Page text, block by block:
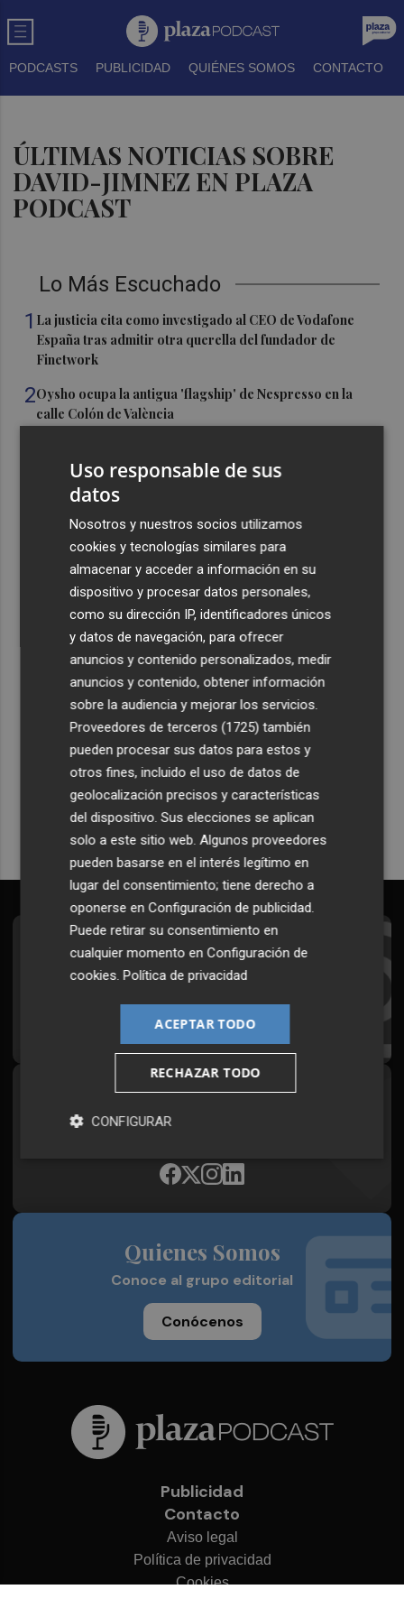
PODCASTS PUBLICIDAD QUIÉNES SOMOS CONTACTO
ÚLTIMAS NOTICIAS SOBRE
DAVID-JIMNEZ EN PLAZA
PODCAST
Lo Más Escuchado
1 La justicia cita como investigado al CEO de Vodafone
España tras admitir otra querella del fundador de
Finetwork
2Oysho ocupa la antigua 'flagship' de Nespresso en la
calle Colón de València
la atención al nacimiento
El proyecto 'Gramola' evalúa estrategias sostenibles
para reducir las alteraciones internas de la granada
mollar de Elche
El talento murciano conquista Cimeria: Dagnino ilustra
'Aguas peligrosas' de Conan el Bárbaro
Recibe toda la actualidad de
Plaza Podcast en tu correo
Quiero suscribirme
Suscríbete al Boletín
Todos los días a primera hora en tu email
¡Quiero suscribirme!
Síguenos en redes
Plaza Podcast, desde cualquier medio
Quienes Somos
Conoce al grupo editorial
Conócenos
Publicidad
Contacto
Aviso legal
Política de privacidad
Cookies
Uso responsable de sus
datos
Nosotros y nuestros socios utilizamos
cookies y tecnologías similares para
almacenar y acceder a información en su
dispositivo y procesar datos personales,
como su dirección IP, identificadores únicos
y datos de navegación, para ofrecer
anuncios y contenido personalizados, medir
anuncios y contenido, obtener información
sobre la audiencia y mejorar los servicios.
Proveedores de terceros (1725) también
pueden procesar sus datos para estos y
otros fines, incluido el uso de datos de
geolocalización precisos y características
del dispositivo. Sus elecciones se aplican
solo a este sitio web. Algunos proveedores
pueden basarse en el interés legítimo en
lugar del consentimiento; tiene derecho a
oponerse enConfiguración de publicidad.
Puede retirar su consentimiento en
cualquier momento enConfiguración de
cookies.Política de privacidad
ACEPTAR TODO
RECHAZAR TODO
CONFIGURAR